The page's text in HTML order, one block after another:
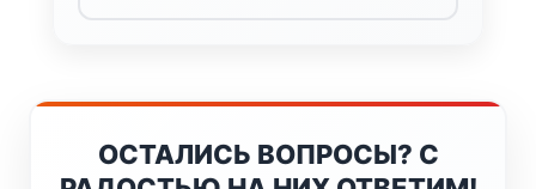
ОСТАЛИСЬ ВОПРОСЫ? С